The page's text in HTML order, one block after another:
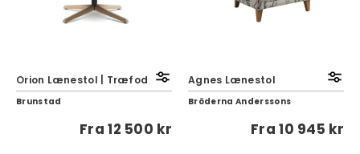
Orion Lænestol | Træfod
Brunstad
Fra12 500 kr
Agnes Lænestol
Bröderna Anderssons
Fra10 945 kr